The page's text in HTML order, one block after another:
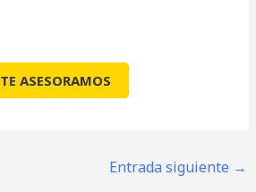
TE ASESORAMOS
Entrada siguiente →